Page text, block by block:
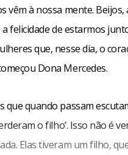
vêm à nossa mente. Beijos,
felicidade de estarmos
que, nesse dia, o
Dona Mercedes.
que quando passam
o filho’. Isso não é
Elas tiveram um filho,